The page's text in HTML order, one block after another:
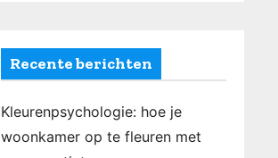
Recente berichten
Kleurenpsychologie: hoe je
woonkamer op te fleuren met